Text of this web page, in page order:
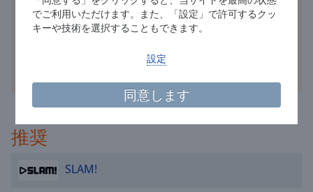
でご利用いただけます。また、「設定」で許可するクッ
キーや技術を選択することもできます。
同意します
設定
Background
Area
Background
ンで聴きましょう - どこにいても！
推奨
SLAM!